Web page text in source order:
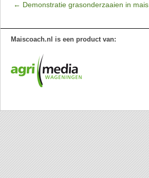
← Demonstratie grasonderzaaien in mais
Maiscoach.nl is een product van: